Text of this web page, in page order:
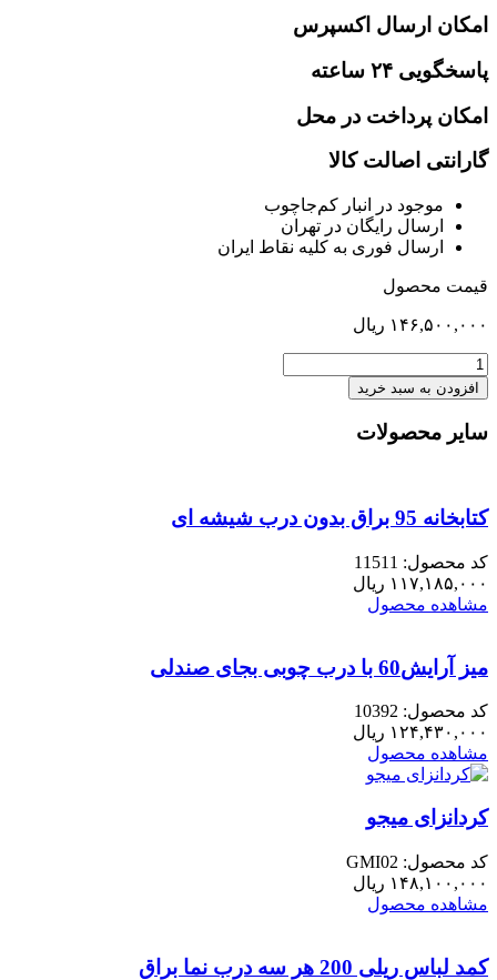
امکان ارسال اکسپرس
پاسخگویی ۲۴ ساعته
امکان پرداخت در محل
گارانتی اصالت کالا
موجود در انبار کم‌‌جاچوب
ارسال رایگان در تهران
ارسال فوری به کلیه نقاط ایران
قیمت محصول
۱۴۶,۵۰۰,۰۰۰ ریال
میز
ناهارخوری
6
نفره
(پولیش)کنزا
افزودن به سبد خرید
سایر محصولات
کتابخانه 95 براق بدون درب شیشه ای
کد محصول: 11511
۱۱۷,۱۸۵,۰۰۰ ریال
مشاهده محصول
میز آرایش60 با درب چوبی بجای صندلی
کد محصول: 10392
۱۲۴,۴۳۰,۰۰۰ ریال
مشاهده محصول
کردانزای میجو
کد محصول: GMI02
۱۴۸,۱۰۰,۰۰۰ ریال
مشاهده محصول
کمد لباس ریلی 200 هر سه درب نما براق